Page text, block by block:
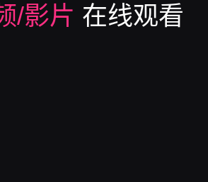
/影片 在线观看